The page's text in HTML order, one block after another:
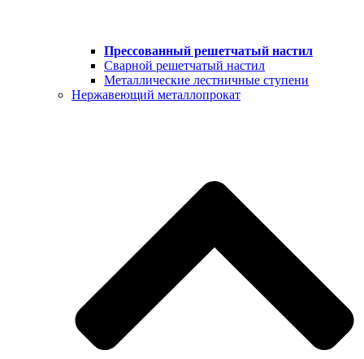
Прессованный решетчатый настил
Сварной решетчатый настил
Металлические лестничные ступени
Нержавеющий металлопрокат